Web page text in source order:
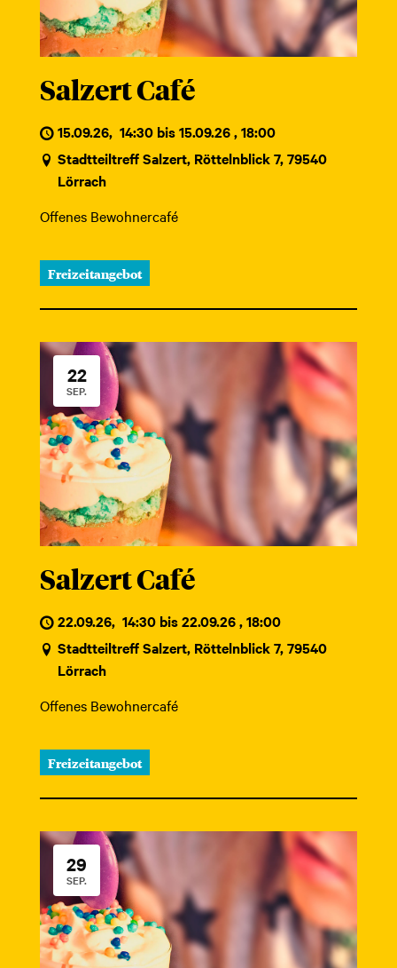
Salzert Café
15.09.26, 14:30 bis 15.09.26 , 18:00
Stadtteiltreff Salzert, Röttelnblick 7, 79540
Lörrach
Offenes Bewohnercafé
Freizeitangebot
22
SEP.
Salzert Café
22.09.26, 14:30 bis 22.09.26 , 18:00
Stadtteiltreff Salzert, Röttelnblick 7, 79540
Lörrach
Offenes Bewohnercafé
Freizeitangebot
29
SEP.